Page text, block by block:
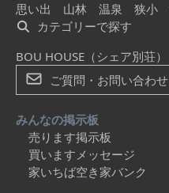
思い出
山林 温泉 狭小
カテゴリーで探す
BOU HOUSE（シェア別荘）
ご質問・お問い合わせ
みんなの掲示板
売ります掲示板
買いますメッセージ
家いちば空き家バンク